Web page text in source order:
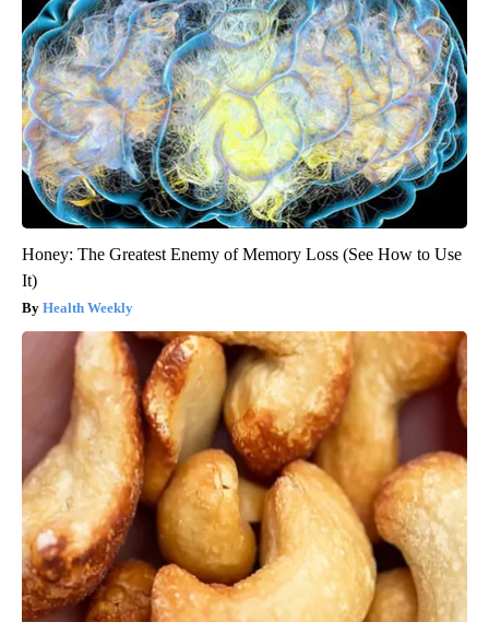
Honey: The Greatest Enemy of Memory Loss (See How to Use
It)
Health Weekly